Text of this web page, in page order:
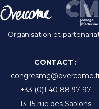
Organisation et
CONTACT :
+33 (0)1 40 88 97 97
13-15 rue des Sablons